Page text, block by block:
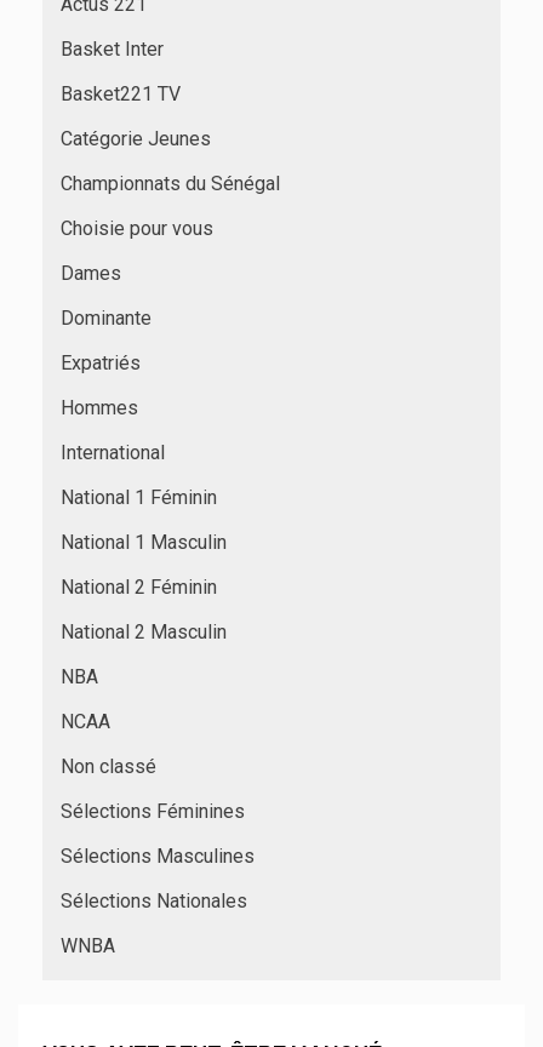
Basket Inter
Basket221 TV
Catégorie Jeunes
Championnats du Sénégal
Choisie pour vous
Dames
Dominante
Expatriés
Hommes
International
National 1 Féminin
National 1 Masculin
National 2 Féminin
National 2 Masculin
NBA
NCAA
Non classé
Sélections Féminines
Sélections Masculines
Sélections Nationales
WNBA